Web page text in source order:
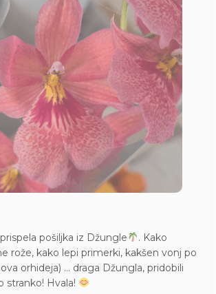
pošiljka iz Džungle
. Kako
rože, kako lepi primerki, kakšen vonj po
orhideja) … draga Džungla, pridobili
stranko! Hvala!